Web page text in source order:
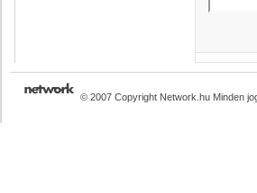
© 2007 Copyright Network.hu Minden